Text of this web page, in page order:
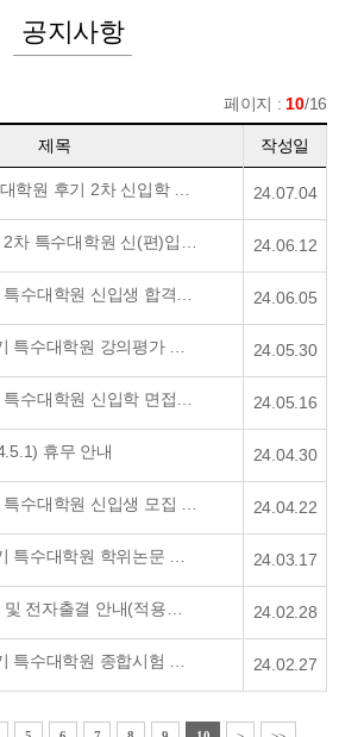
공지사항
페이지 : 10/16
제목 작성일
24.07.04
24.06.12
24.06.05
24.05.30
24.05.16
휴무 안내 24.04.30
24.04.22
24.03.17
24.02.28
24.02.27